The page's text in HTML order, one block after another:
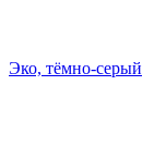
Эко, тёмно-серый